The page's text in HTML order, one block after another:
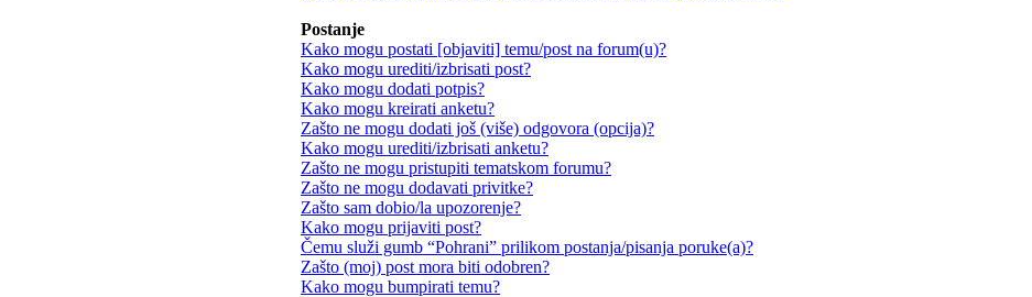
Postanje
Kako mogu postati [objaviti] temu/post na forum(u)?
Kako mogu urediti/izbrisati post?
Kako mogu dodati potpis?
Kako mogu kreirati anketu?
Zašto ne mogu dodati još (više) odgovora (opcija)?
Kako mogu urediti/izbrisati anketu?
Zašto ne mogu pristupiti tematskom forumu?
Zašto ne mogu dodavati privitke?
Zašto sam dobio/la upozorenje?
Kako mogu prijaviti post?
Čemu služi gumb “Pohrani” prilikom postanja/pisanja poruke(a)?
Zašto (moj) post mora biti odobren?
Kako mogu bumpirati temu?